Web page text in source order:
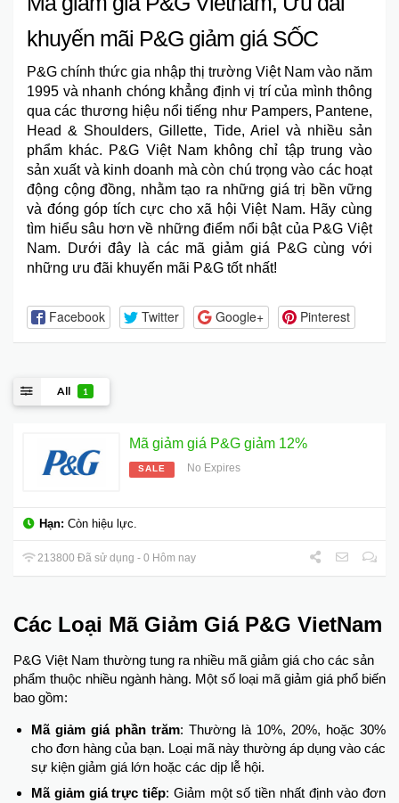
khuyến mãi P&G giảm giá SỐC
P&G chính thức gia nhập thị trường Việt Nam vào năm
1995 và nhanh chóng khẳng định vị trí của mình thông
qua các thương hiệu nổi tiếng như Pampers, Pantene,
Head & Shoulders, Gillette, Tide, Ariel và nhiều sản
phẩm khác. P&G Việt Namkhông chỉ tập trung vào
sản xuất và kinh doanh mà còn chú trọng vào các hoạt
động cộng đồng, nhằm tạo ra những giá trị bền vững
và đóng góp tích cực cho xã hội Việt Nam. Hãy cùng
tìm hiểu sâu hơn về những điểm nổi bật của P&G Việt
Nam. Dưới đây là các mã giảm giá P&G cùng với
những ưu đãi khuyến mãi P&G tốt nhất!
Facebook Twitter Google+ Pinterest
All 1
Mã giảm giá P&G giảm 12%
SALE No Expires
Hạn: Còn hiệu lực.
213800 Đã sử dụng - 0 Hôm nay
Các Loại Mã Giảm Giá P&G VietNam
P&G Việt Nam thường tung ra nhiều mã giảm giá cho các sản
phẩm thuộc nhiều ngành hàng. Một số loại mã giảm giá phổ biến
bao gồm:
Mã giảm giá phần trăm: Thường là 10%, 20%, hoặc 30%
cho đơn hàng của bạn. Loại mã này thường áp dụng vào các
sự kiện giảm giá lớn hoặc các dịp lễ hội.
Mã giảm giá trực tiếp: Giảm một số tiền nhất định vào đơn